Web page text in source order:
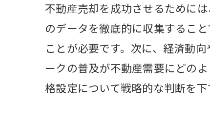
不動産売却を成功させるために
のデータを徹底的に収集するこ
ことが必要です。次に、経済動
ークの普及が不動産需要にどの
格設定について戦略的な判断を下